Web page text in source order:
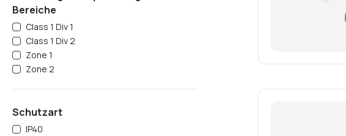
Bereiche
Class 1 Div 1
Class 1 Div 2
Zone 1
Zone 2
Schutzart
IP40